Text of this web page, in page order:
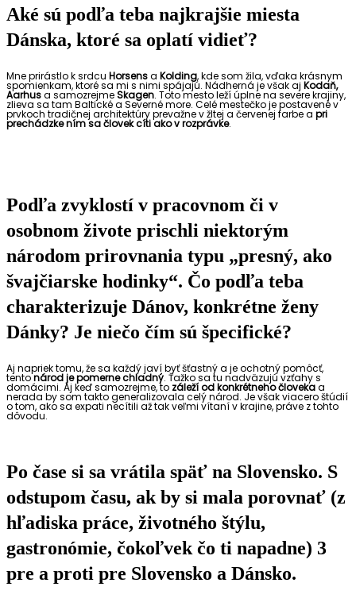
Aké sú podľa teba najkrajšie miesta
Dánska, ktoré sa oplatí vidieť?
Mne prirástlo k srdcu Horsensa Kolding, kde som žila, vďaka krásnym
spomienkam, ktoré sa mi s nimi spájajú. Nádherná je však aj Kodaň,
Aarhusa samozrejmeSkagen. Toto mesto leží úplne na severe krajiny,
zlieva sa tam Baltické a Severné more. Celé mestečko je postavené v
prvkoch tradičnej architektúry prevažne v žltej a červenej farbe a pri
prechádzke ním sa človek cíti ako v rozprávke.
Podľa zvyklostí v pracovnom či v
osobnom živote prischli niektorým
národom prirovnania typu „presný, ako
švajčiarske hodinky“. Čo podľa teba
charakterizuje Dánov, konkrétne ženy
Dánky? Je niečo čím sú špecifické?
Aj napriek tomu, že sa každý javí byť šťastný a je ochotný pomôcť,
tentonárod je pomerne chladný. Ťažko sa tu nadväzujú vzťahy s
domácimi. Aj keď samozrejme, to záleží od konkrétneho človekaa
nerada by som takto generalizovala celý národ. Je však viacero štúdií
o tom, ako sa expati necítili až tak veľmi vítaní v krajine, práve z tohto
dôvodu.
Po čase si sa vrátila späť na Slovensko. S
odstupom času, ak by si mala porovnať (z
hľadiska práce, životného štýlu,
gastronómie, čokoľvek čo ti napadne) 3
pre a proti pre Slovensko a Dánsko.